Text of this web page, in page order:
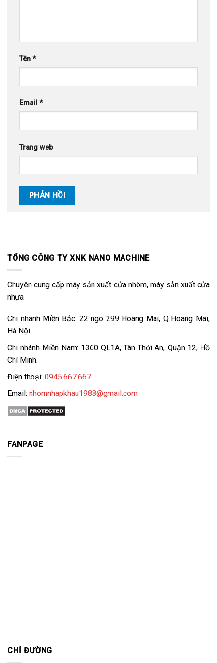
Tên *
Email *
Trang web
TỔNG CÔNG TY XNK NANO MACHINE
Chuyên cung cấp máy sản xuất cửa nhôm, máy sản xuất cửa
nhựa
Chi nhánh Miền Bắc: 22 ngõ 299 Hoàng Mai, Q Hoàng Mai,
Hà Nội.
Chi nhánh Miền Nam: 1360 QL1A, Tân Thới An, Quận 12, Hồ
Chí Minh.
Điện thoại: 0945.667.667
Email: nhomnhapkhau1988@gmail.com
FANPAGE
CHỈ ĐƯỜNG